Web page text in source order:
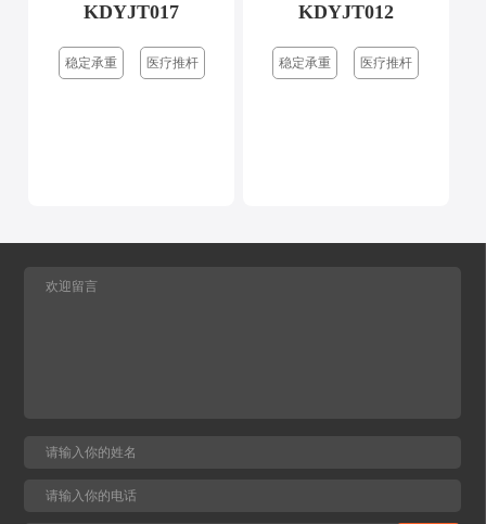
KDYJT017
稳定承重 医疗推杆
KDYJT012
稳定承重 医疗推杆